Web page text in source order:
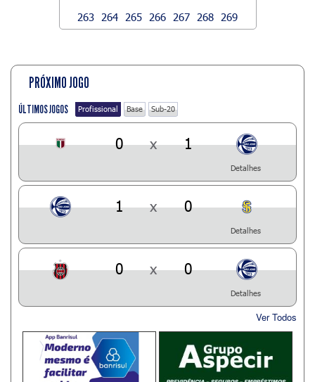
263
264 265 266 267 268 269
PRÓXIMO JOGO
ÚLTIMOS JOGOS Profissional Base Sub-20
0 x 1
Detalhes
1 x 0
Detalhes
0 x 0
Detalhes
Ver Todos